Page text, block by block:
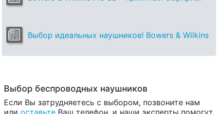
Выбор идеальных наушников! Bowers & Wilkins
Выбор беспроводных наушников
Если Вы затрудняетесь с выбором, позвоните нам